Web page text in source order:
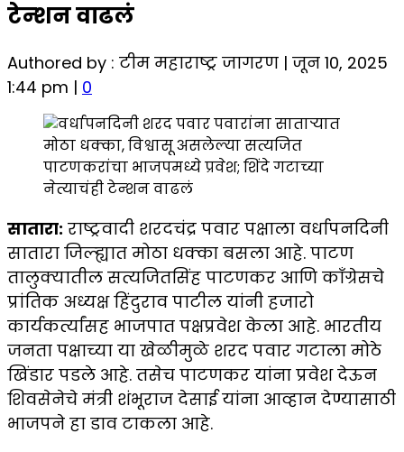
टेन्शन वाढलं
Authored by : टीम महाराष्ट्र जागरण | जून 10, 2025
1:44 pm | 0
सातारा: राष्ट्रवादी शरदचंद्र पवार पक्षाला वर्धापनदिनी
सातारा जिल्ह्यात मोठा धक्का बसला आहे. पाटण
तालुक्यातील सत्यजितसिंह पाटणकर आणि काँग्रेसचे
प्रांतिक अध्यक्ष हिंदुराव पाटील यांनी हजारो
कार्यकर्त्यांसह भाजपात पक्षप्रवेश केला आहे. भारतीय
जनता पक्षाच्या या खेळीमुळे शरद पवार गटाला मोठे
खिंडार पडले आहे. तसेच पाटणकर यांना प्रवेश देऊन
शिवसेनेचे मंत्री शंभूराज देसाई यांना आव्हान देण्यासाठी
भाजपने हा डाव टाकला आहे.